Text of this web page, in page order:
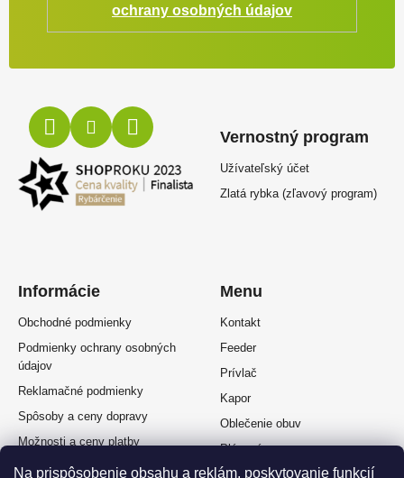
Na prispôsobenie obsahu a reklám, poskytovanie funkcií
ochrany osobných údajov
Informácie
Obchodné podmienky
Podmienky ochrany osobných
údajov
Reklamačné podmienky
Spôsoby a ceny dopravy
Možnosti a ceny platby
Splátkový predaj
Vernostný program
Užívateľský účet
Zlatá rybka (zľavový program)
Menu
Kontakt
Feeder
Prívlač
Kapor
Oblečenie obuv
Plávaná
Muškárina